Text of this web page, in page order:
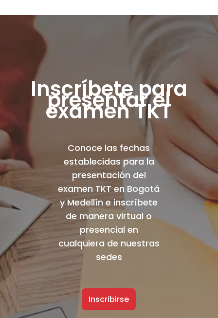
Inscríbete para
presentar el
examen TKT
Conoce las fechas
establecidas para la
presentación del
examen TKT en Bogotá
y Medellín e inscríbete
de manera virtual o
presencial en
cualquiera de nuestras
sedes
Inscribirse